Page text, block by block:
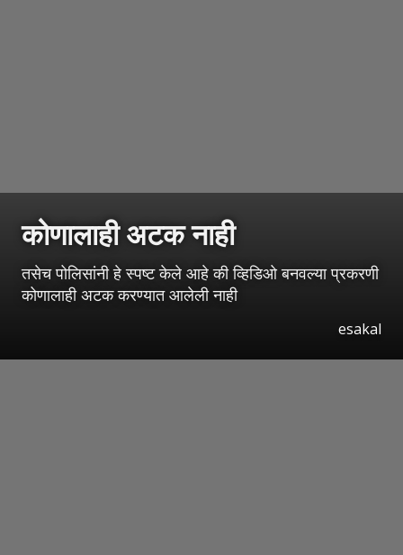
कोणालाही अटक नाही
तसेच पोलिसांनी हे स्पष्ट केले आहे की व्हिडिओ बनवल्या प्रकरणी
कोणालाही अटक करण्यात आलेली नाही
esakal